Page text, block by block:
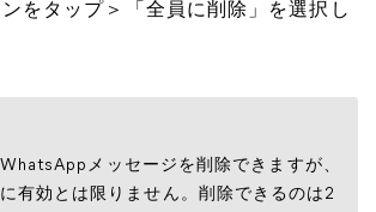
をタップ＞「全員に削除」を選択し
メッセージを削除できますが、
有効とは限りません。削除できるのは2